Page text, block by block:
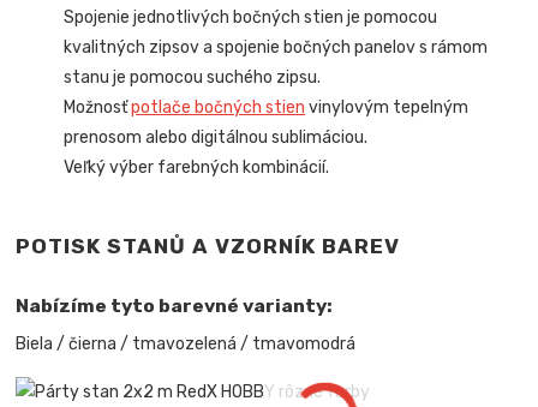
Spojenie jednotlivých bočných stien je pomocou
kvalitných zipsov a spojenie bočných panelov s rámom
stanu je pomocou suchého zipsu.
Možnosťpotlače bočných stien vinylovým tepelným
prenosom alebo digitálnou sublimáciou.
Veľký výber farebných kombinácií.
POTISK STANŮ A VZORNÍK BAREV
Nabízíme tyto barevné varianty:
Biela / čierna / tmavozelená / tmavomodrá